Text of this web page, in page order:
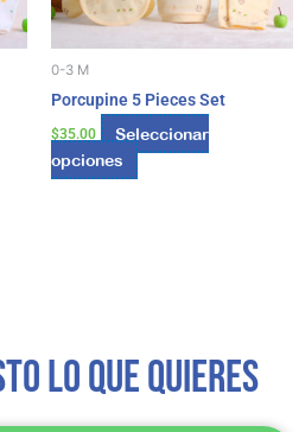
0-3 M
Porcupine 5 Pieces Set
$35.00
Seleccionar
opciones
pueden
elegir
la
página
de
producto
lo que Quieres